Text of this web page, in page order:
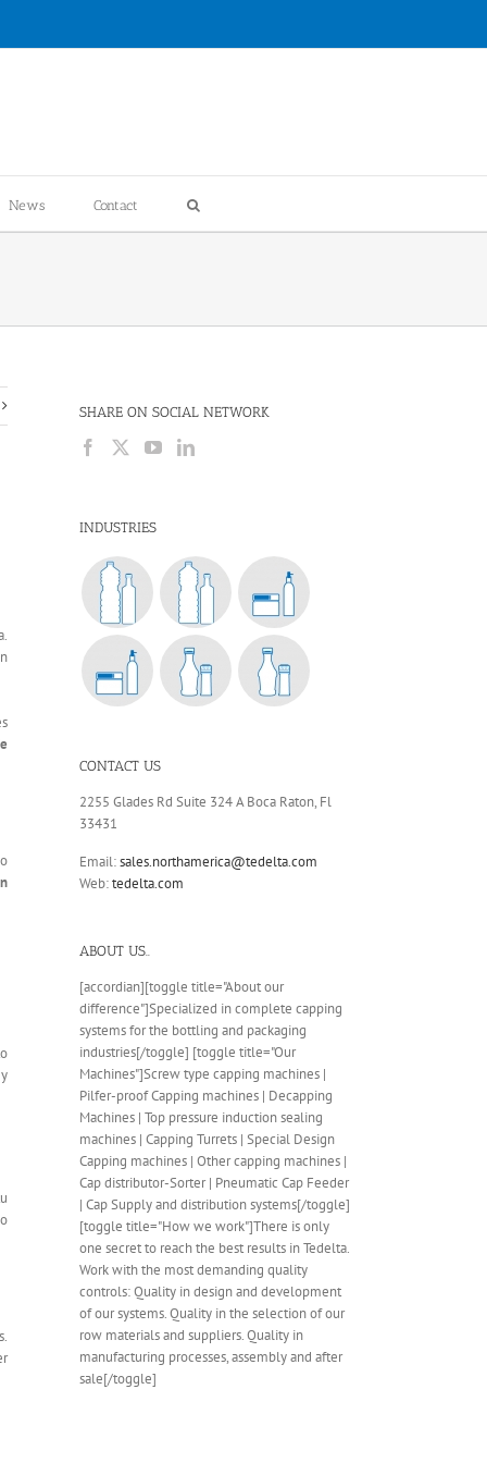
News Contact
SHARE ON SOCIAL NETWORK
INDUSTRIES
CONTACT US
2255 Glades Rd Suite 324 A Boca Raton, Fl
33431
Email:sales.northamerica@tedelta.com
Web:tedelta.com
ABOUT US..
[accordian][toggle title="About our
difference"]Specialized in complete capping
systems for the bottling and packaging
industries[/toggle] [toggle title="Our
Machines"]Screw type capping machines |
Pilfer-proof Capping machines | Decapping
Machines | Top pressure induction sealing
machines | Capping Turrets | Special Design
Capping machines | Other capping machines |
Cap distributor-Sorter | Pneumatic Cap Feeder
| Cap Supply and distribution systems[/toggle]
[toggle title="How we work"]There is only
one secret to reach the best results in Tedelta.
Work with the most demanding quality
controls: Quality in design and development
of our systems. Quality in the selection of our
row materials and suppliers. Quality in
manufacturing processes, assembly and after
sale[/toggle]